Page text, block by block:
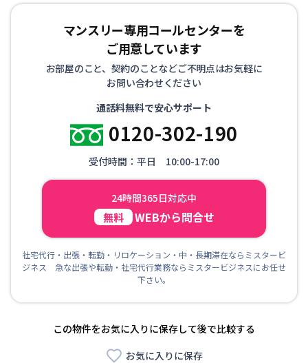
マンスリー専用コールセンターを
ご用意しています
お部屋のこと、契約のことなどご不明点はお気軽に
お問い合わせください
通話料無料で安心サポート
0120-302-190
受付時間：平日 10:00-17:00
24時間365日対応中
無料 WEBから問合せ
社宅代行・出張・転勤・リロケーション・中・長期滞在ならミスタービ
ジネス 急な出張や転勤・社宅代行業務ならミスタービジネスにお任せ
下さい。
この物件をお気に入りに保存して後で比較する
お気に入りに保存